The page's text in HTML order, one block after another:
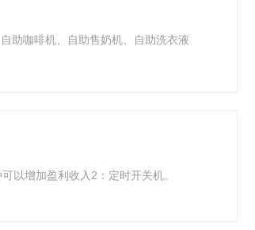
助咖啡机、自助售奶机、自助洗衣液
以增加盈利收入2：定时开关机。